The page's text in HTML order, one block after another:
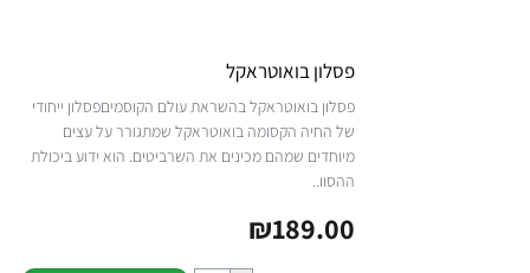
פסלון בואוטראקל
פסלון בואוטראקל בהשראת עולם הקוסמיםפסלון ייחודי
של החיה הקסומה בואוטראקל שמתגורר על עצים
מיוחדים שמהם מכינים את השרביטים. הוא ידוע ביכולת
ההסוו..
₪189.00